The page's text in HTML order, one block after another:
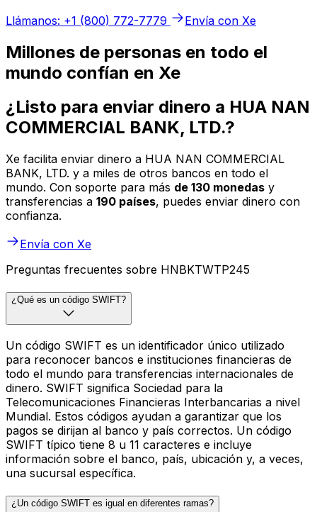
Llámanos: +1 (800) 772-7779
Envía con Xe
Millones de personas en todo el
mundo confían en Xe
¿Listo para enviar dinero a HUA NAN
COMMERCIAL BANK, LTD.?
Xe facilita enviar dinero a HUA NAN COMMERCIAL
BANK, LTD. y a miles de otros bancos en todo el
mundo. Con soporte para más de 130 monedas y
transferencias a 190 países, puedes enviar dinero con
confianza.
Envía con Xe
Preguntas frecuentes sobre HNBKTWTP245
¿Qué es un código SWIFT?
Un código SWIFT es un identificador único utilizado
para reconocer bancos e instituciones financieras de
todo el mundo para transferencias internacionales de
dinero. SWIFT significa Sociedad para la
Telecomunicaciones Financieras Interbancarias a nivel
Mundial. Estos códigos ayudan a garantizar que los
pagos se dirijan al banco y país correctos. Un código
SWIFT típico tiene 8 u 11 caracteres e incluye
información sobre el banco, país, ubicación y, a veces,
una sucursal específica.
¿Un código SWIFT es igual en diferentes ramas?